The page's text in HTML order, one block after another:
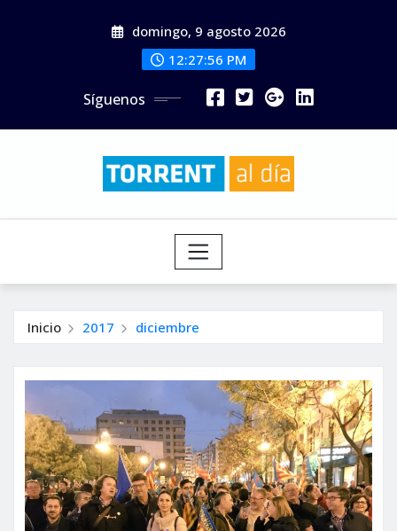
domingo, 9 agosto 2026
12:27:57 PM
Síguenos
Inicio 2017 diciembre